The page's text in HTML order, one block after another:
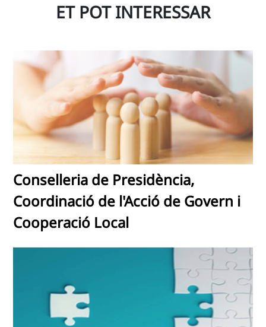
ET POT INTERESSAR
Conselleria de Presidència,
Coordinació de l'Acció de Govern i
Cooperació Local